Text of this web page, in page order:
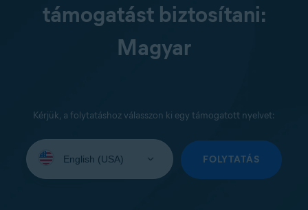
támogatást biztosítani:
Magyar
Kérjük, a folytatáshoz válasszon ki egy támogatott nyelvet:
your
FOLYTATÁS